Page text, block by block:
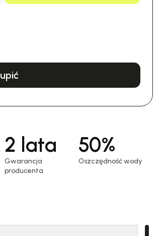
2 lata
Gwarancja
producenta
50%
Oszczędność wody